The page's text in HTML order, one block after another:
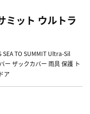
ミット ウルトラ
TO SUMMIT Ultra-Sil
ー ザックカバー 雨具 保護 ト
ア